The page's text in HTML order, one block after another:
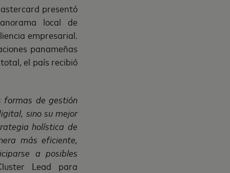
presentó
local de
empresarial.
panameñas
el país recibió
formas de gestión
sino su mejor
holística de
más eficiente,
a posibles
Lead para